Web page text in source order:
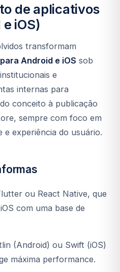
de aplicativos
iOS)
transformam
Android e iOS sob
e
internas para
conceito à publicação
sempre com foco em
e experiência do usuário.
ou React Native, que
com uma base de
(Android) ou Swift (iOS)
máxima performance.